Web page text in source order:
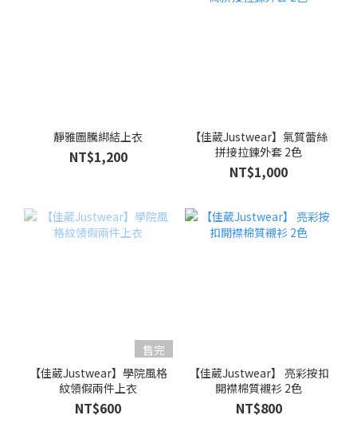
靜雅圖騰綁結上衣
NT$1,200
【佳葳Justwear】氣質蕾絲
拼接拉鍊外套 2色
NT$1,000
售完
【佳葳Justwear】學院風格
紋領假兩件上衣
NT$600
【佳葳Justwear】 亮彩按扣
開襟棉質襯衫 2色
NT$800